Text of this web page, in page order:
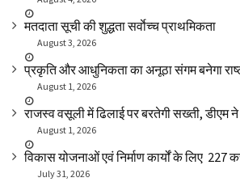
मतदाता सूची की शुद्धता सर्वाेच्च प्राथमिकता
August 3, 2026
प्रकृति और आधुनिकता का अनूठा संगम बनेगा
August 1, 2026
राजस्व वसूली में ढिलाई पर बरतेगी सख्ती, डीएम
August 1, 2026
विकास योजनाओं एवं निर्माण कार्यों के लिए ₹ 227
July 31, 2026